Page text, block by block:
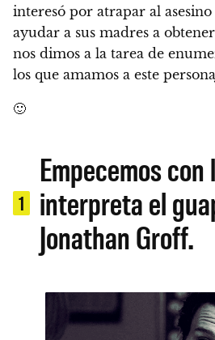
interesó por atrapar al
ayudar a sus madres a
nos dimos a la tarea de
los que amamos a este
🙂
1
Empecemos
interpreta el
Jonathan Groff.